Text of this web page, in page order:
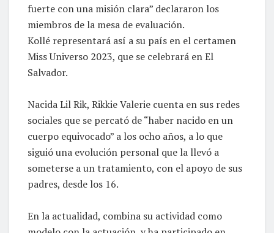
fuerte con una misión clara” declararon los
miembros de la mesa de evaluación.
Kollé representará así a su país en el certamen
Miss Universo 2023, que se celebrará en El
Salvador.
Nacida Lil Rik, Rikkie Valerie cuenta en sus redes
sociales que se percató de “haber nacido en un
cuerpo equivocado” a los ocho años, a lo que
siguió una evolución personal que la llevó a
someterse a un tratamiento, con el apoyo de sus
padres, desde los 16.
En la actualidad, combina su actividad como